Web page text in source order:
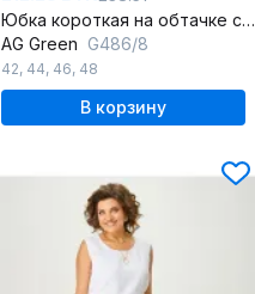
Юбка короткая на обтачке с карманами стиль на каждый день
AG Green G486/8
42, 44, 46, 48
В корзину